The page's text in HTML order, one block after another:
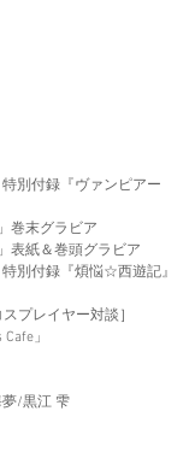
別付録『ヴァンピアー
巻末グラビア
表紙＆巻頭グラビア
別付録『煩悩☆西遊記』
スプレイヤー対談］
Cafe」
/黒江 雫